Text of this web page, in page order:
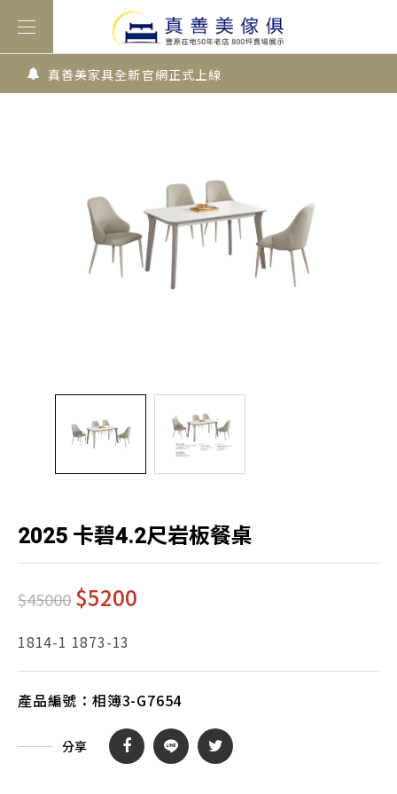
真善美家具全新官網正式上線
2025 卡碧4.2尺岩板餐桌
$45000 $5200
1814-1 1873-13
產品編號： 相簿3-G7654
分享